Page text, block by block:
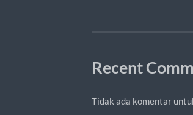
Recent
Tidak ada komentar